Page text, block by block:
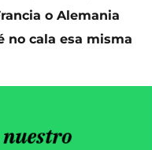
o Alemania
no cala esa misma